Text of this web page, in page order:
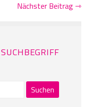
Nächster Beitrag ⇾